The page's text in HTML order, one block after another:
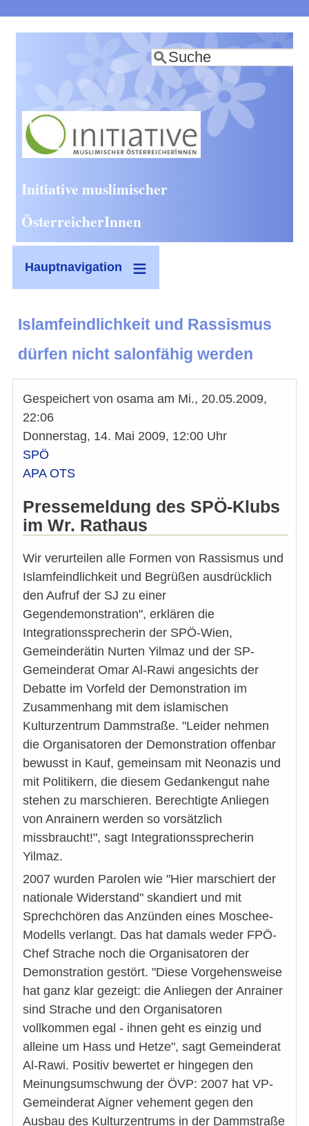
zum
Inhalt
Suche
Initiative muslimischer
ÖsterreicherInnen
Hauptnavigation
Islamfeindlichkeit und Rassismus
dürfen nicht salonfähig werden
Gespeichert von osama am Mi., 20.05.2009,
22:06
Donnerstag, 14. Mai 2009, 12:00 Uhr
SPÖ
APA OTS
Pressemeldung des SPÖ-Klubs
im Wr. Rathaus
Wir verurteilen alle Formen von Rassismus und
Islamfeindlichkeit und Begrüßen ausdrücklich
den Aufruf der SJ zu einer
Gegendemonstration", erklären die
Integrationssprecherin der SPÖ-Wien,
Gemeinderätin Nurten Yilmaz und der SP-
Gemeinderat Omar Al-Rawi angesichts der
Debatte im Vorfeld der Demonstration im
Zusammenhang mit dem islamischen
Kulturzentrum Dammstraße. "Leider nehmen
die Organisatoren der Demonstration offenbar
bewusst in Kauf, gemeinsam mit Neonazis und
mit Politikern, die diesem Gedankengut nahe
stehen zu marschieren. Berechtigte Anliegen
von Anrainern werden so vorsätzlich
missbraucht!", sagt Integrationssprecherin
Yilmaz.
2007 wurden Parolen wie "Hier marschiert der
nationale Widerstand" skandiert und mit
Sprechchören das Anzünden eines Moschee-
Modells verlangt. Das hat damals weder FPÖ-
Chef Strache noch die Organisatoren der
Demonstration gestört. "Diese Vorgehensweise
hat ganz klar gezeigt: die Anliegen der Anrainer
sind Strache und den Organisatoren
vollkommen egal - ihnen geht es einzig und
alleine um Hass und Hetze", sagt Gemeinderat
Al-Rawi. Positiv bewertet er hingegen den
Meinungsumschwung der ÖVP: 2007 hat VP-
Gemeinderat Aigner vehement gegen den
Ausbau des Kulturzentrums in der Dammstraße